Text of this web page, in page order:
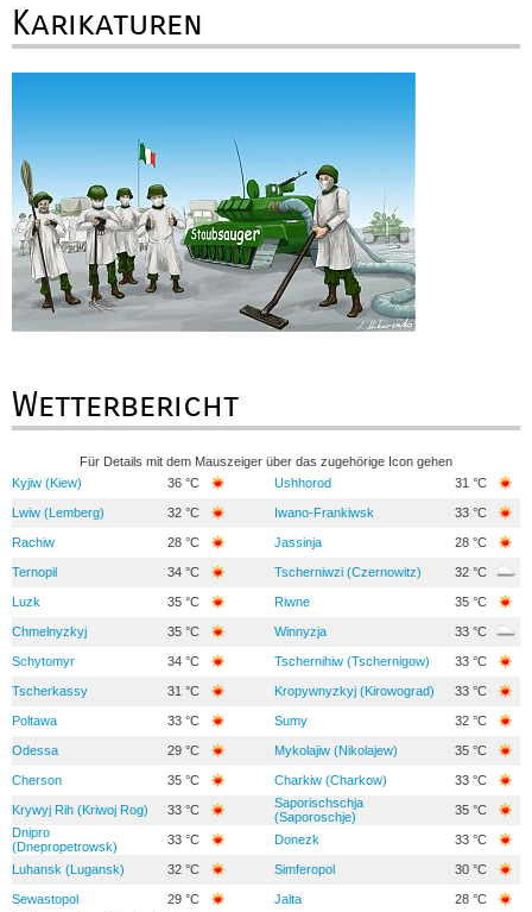
Karikaturen
Wetterbericht
Für Details mit dem Mauszeiger über das zugehörige Icon gehen
Kyjiw (Kiew)
36 °C Ushhorod 31 °C
Lwiw (Lemberg) 32 °C Iwano-Frankiwsk 33 °C
Rachiw 28 °C Jassinja 28 °C
Ternopil 34 °C Tscherniwzi (Czernowitz) 32 °C
Luzk 35 °C Riwne 35 °C
Chmelnyzkyj 35 °C Winnyzja 33 °C
Schytomyr 34 °C Tschernihiw (Tschernigow) 33 °C
Tscherkassy 31 °C Kropywnyzkyj (Kirowograd) 33 °C
Poltawa 33 °C Sumy 32 °C
Odessa 29 °C Mykolajiw (Nikolajew) 35 °C
Cherson 35 °C Charkiw (Charkow) 33 °C
Krywyj Rih (Kriwoj Rog) 33 °C
Saporischschja
(Saporoschje)
35 °C
Dnipro
(Dnepropetrowsk)
33 °C Donezk 33 °C
Luhansk (Lugansk) 32 °C Simferopol 30 °C
Sewastopol 29 °C Jalta
28 °C